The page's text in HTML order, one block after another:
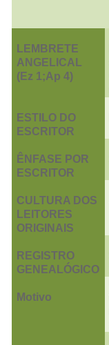
LEMBRETE
ANGELICAL
(Ez 1;Ap 4)
ESTILO DO
ESCRITOR
ÊNFASE POR
ESCRITOR
CULTURA DOS
LEITORES
ORIGINAIS
REGISTRO
GENEALÓGICO
Motivo